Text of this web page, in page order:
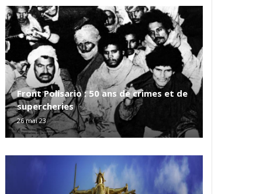
Front Polisario : 50 ans de crimes et de
supercheries
26 mai 23